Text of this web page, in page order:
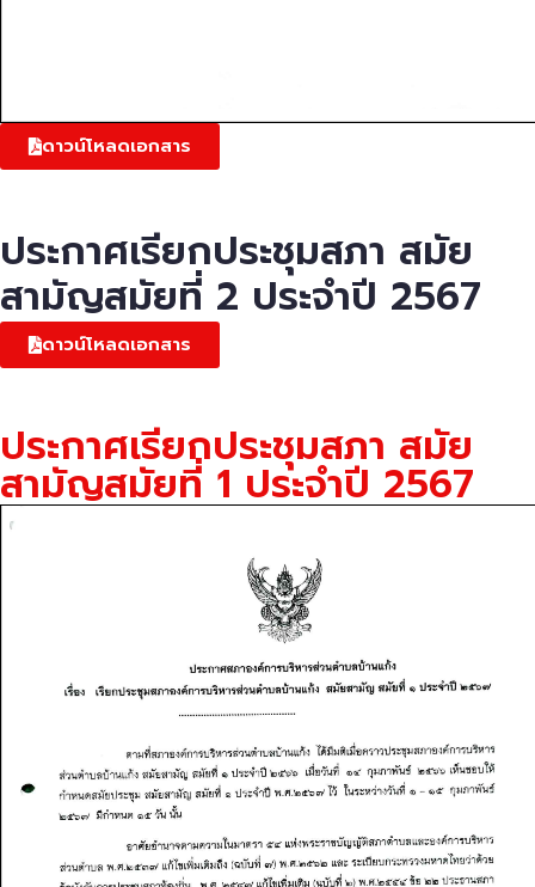
ดาวน์โหลดเอกสาร
ประกาศเรียกประชุมสภา สมัย
สามัญสมัยที่ 2 ประจำปี 2567
ดาวน์โหลดเอกสาร
ประกาศเรียกประชุมสภา สมัย
สามัญสมัยที่ 1 ประจำปี 2567